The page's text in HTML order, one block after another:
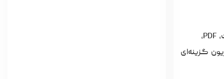
فلش ZM201 ظرفیت ۱۶ گیگابایت مناسب کاربرانی است که به‌دنبال حافظه‌ای ساده برای ذخیره و انتقال فایل‌های سبک مانند پاورپوینت، PDF،
گزینه‌ای